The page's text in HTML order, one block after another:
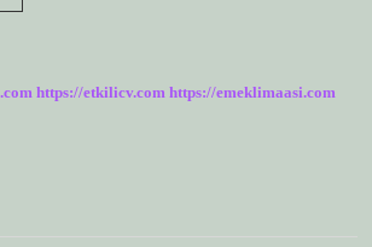
https://etkilicv.com https://emeklimaasi.com